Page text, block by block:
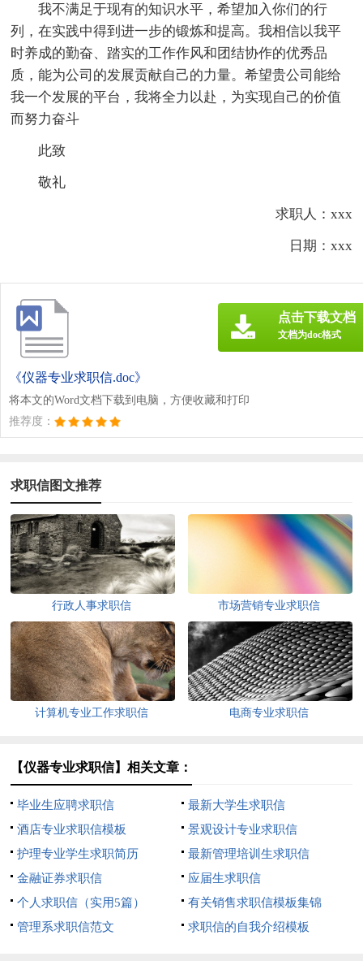
我不满足于现有的知识水平，希望加入你们的行
列，在实践中得到进一步的锻炼和提高。我相信以我平
时养成的勤奋、踏实的工作作风和团结协作的优秀品
质，能为公司的发展贡献自己的力量。希望贵公司能给
我一个发展的平台，我将全力以赴，为实现自己的价值
而努力奋斗
此致
敬礼
求职人：xxx
日期：xxx
《仪器专业求职信.doc》
将本文的Word文档下载到电脑，方便收藏和打印
推荐度：
点击下载文档
文档为doc格式
求职信图文推荐
行政人事求职信 市场营销专业求职信
计算机专业工作求职信 电商专业求职信
【仪器专业求职信】相关文章：
毕业生应聘求职信
最新大学生求职信
酒店专业求职信模板
景观设计专业求职信
护理专业学生求职简历
最新管理培训生求职信
金融证券求职信
应届生求职信
个人求职信（实用5篇）
有关销售求职信模板集锦
管理系求职信范文
求职信的自我介绍模板